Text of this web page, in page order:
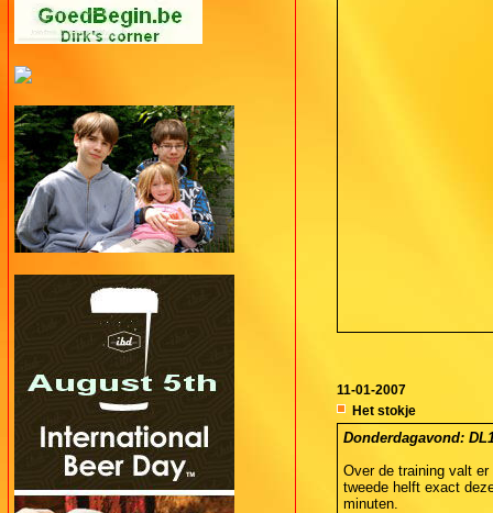
11-01-2007
Het stokje
Donderdagavond:
Over de training valt
tweede helft exact
minuten.